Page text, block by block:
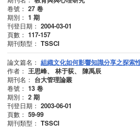
卷號： 27 卷
期別： 1 期
刊登日期： 2004-03-01
頁數： 117-157
期刊類型： TSSCI
論文篇名： 組織文化如何影響知識分享之探索
作者： 王思峰、 林于荻、 陳禹辰
期刊名： 台大管理論叢
卷號： 13 卷
期別： 2 期
刊登日期： 2003-06-01
頁數： 59-99
期刊類型： TSSCI